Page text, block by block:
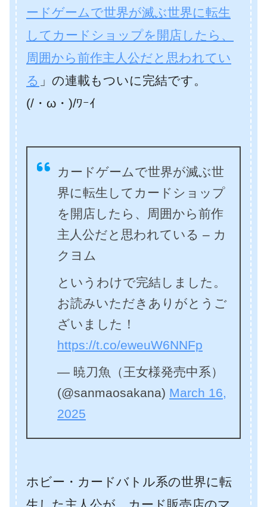
ードゲームで世界が滅ぶ世界に転生
してカードショップを開店したら、
周囲から前作主人公だと思われてい
る 」の連載もついに完結です。
(/・ω・)/ﾜｰｲ
カードゲームで世界が滅ぶ世
界に転生してカードショップ
を開店したら、周囲から前作
主人公だと思われている – カ
クヨム
というわけで完結しました。
お読みいただきありがとうご
ざいました！
https://t.co/eweuW6NNFp
— 暁刀魚（王女様発売中系）
(@sanmaosakana) March 16,
2025
ホビー・カードバトル系の世界に転